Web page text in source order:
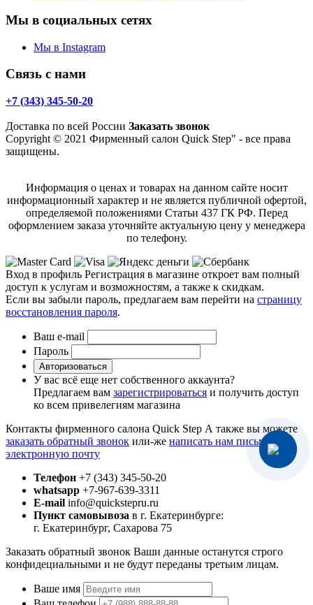
Мы в социальных сетях
Мы в Instagram
Связь с нами
+7 (343) 345-50-20
Доставка по всей России Заказать звонок
Copyright © 2021 Фирменный салон Quick Step" - все права
защищены.
Информация о ценах и товарах на данном сайте носит
информационный характер и не является публичной офертой,
определяемой положениями Статьи 437 ГК РФ. Перед
оформлением заказа уточняйте актуальную цену у менеджера
по телефону.
Вход в профиль Регистрация в магазине откроет вам полный
доступ к услугам и возможностям, а также к скидкам.
Если вы забыли пароль, предлагаем вам перейти на страницу
восстановления пароля.
Ваш e-mail
Пароль
Авторизоваться
У вас всё еще нет собственного аккаунта?
Предлагаем вам зарегистрироваться и получить доступ
ко всем привелегиям магазина
Контакты фирменного салона Quick Step А также вы можете
заказать обратный звонок или-же написать нам письмо на
электронную почту
Телефон +7 (343) 345-50-20
whatsapp +7-967-639-3311
E-mail info@quickstepru.ru
Пункт самовывоза в г. Екатеринбурге:
г. Екатеринбург, Сахарова 75
Заказать обратный звонок Ваши данные останутся строго
конфидециальными и не будут переданы третьим лицам.
Ваше имя